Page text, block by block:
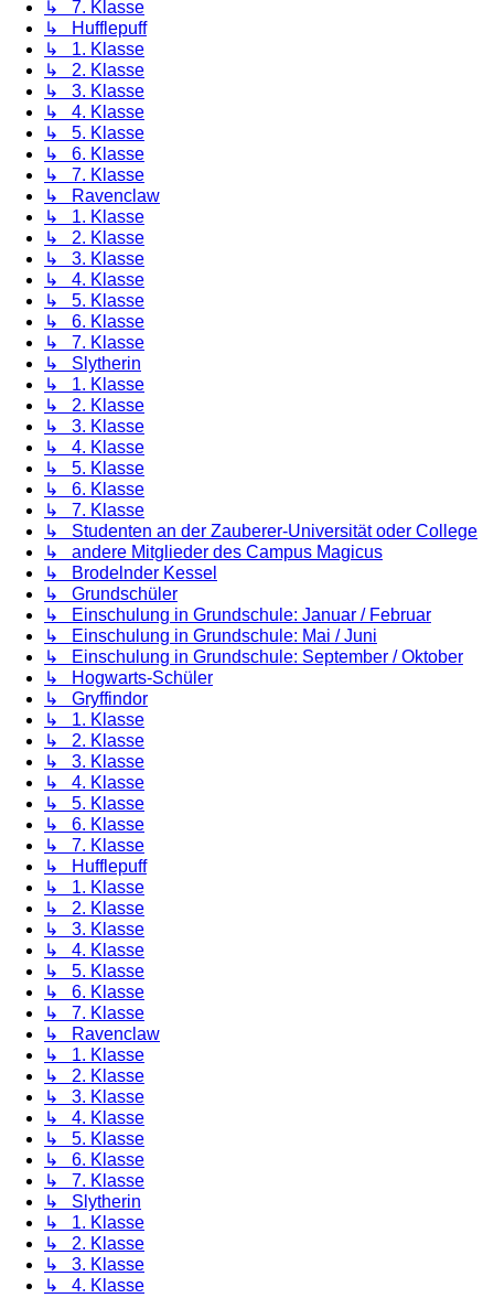
↳ 7. Klasse
↳ Hufflepuff
↳ 1. Klasse
↳ 2. Klasse
↳ 3. Klasse
↳ 4. Klasse
↳ 5. Klasse
↳ 6. Klasse
↳ 7. Klasse
↳ Ravenclaw
↳ 1. Klasse
↳ 2. Klasse
↳ 3. Klasse
↳ 4. Klasse
↳ 5. Klasse
↳ 6. Klasse
↳ 7. Klasse
↳ Slytherin
↳ 1. Klasse
↳ 2. Klasse
↳ 3. Klasse
↳ 4. Klasse
↳ 5. Klasse
↳ 6. Klasse
↳ 7. Klasse
↳ Studenten an der Zauberer-Universität oder College
↳ andere Mitglieder des Campus Magicus
↳ Brodelnder Kessel
↳ Grundschüler
↳ Einschulung in Grundschule: Januar / Februar
↳ Einschulung in Grundschule: Mai / Juni
↳ Einschulung in Grundschule: September / Oktober
↳ Hogwarts-Schüler
↳ Gryffindor
↳ 1. Klasse
↳ 2. Klasse
↳ 3. Klasse
↳ 4. Klasse
↳ 5. Klasse
↳ 6. Klasse
↳ 7. Klasse
↳ Hufflepuff
↳ 1. Klasse
↳ 2. Klasse
↳ 3. Klasse
↳ 4. Klasse
↳ 5. Klasse
↳ 6. Klasse
↳ 7. Klasse
↳ Ravenclaw
↳ 1. Klasse
↳ 2. Klasse
↳ 3. Klasse
↳ 4. Klasse
↳ 5. Klasse
↳ 6. Klasse
↳ 7. Klasse
↳ Slytherin
↳ 1. Klasse
↳ 2. Klasse
↳ 3. Klasse
↳ 4. Klasse